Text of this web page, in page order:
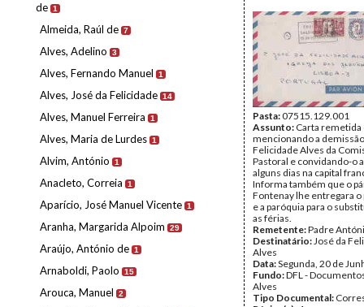
de 1
Almeida, Raúl de 7
Alves, Adelino 3
Alves, Fernando Manuel 1
Alves, José da Felicidade 14
Alves, Manuel Ferreira 1
Alves, Maria de Lurdes 1
Alvim, António 1
Anacleto, Correia 1
Aparício, José Manuel Vicente 1
Aranha, Margarida Alpoim 29
Araújo, António de 1
Arnaboldi, Paolo 15
Arouca, Manuel 2
Pasta:07515.129.001
Assunto: Carta remetida
mencionando a
Felicidade Alves da
Pastoral e convidando-o
alguns dias na capital
Informa também que o
Fontenay lhe entregara
e a paróquia para o
as férias.
Remetente:Padre
Destinatário:José da
Alves
Data:Segunda, 20 de
Fundo:DFL -
Alves
Tipo Documental: